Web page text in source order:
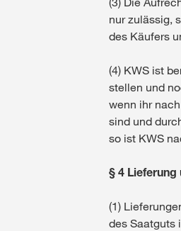
nur zulässig,
des Käufers
(4) KWS ist
stellen und
wenn ihr
sind und
so ist KWS
§ 4
(1)
des Saatguts